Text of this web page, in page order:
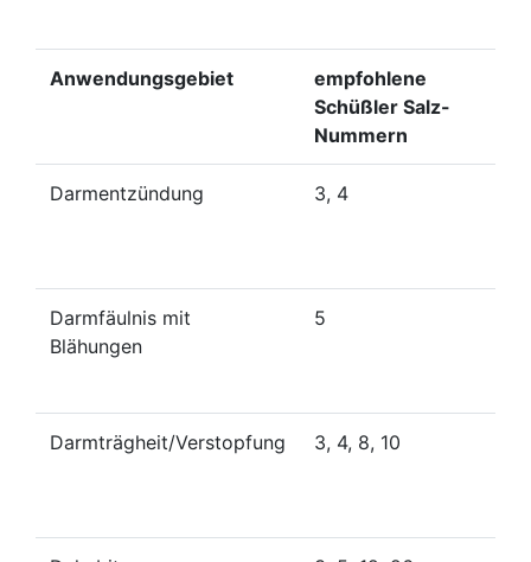
Anwendungsgebiet
empfohlene
Schüßler Salz-
Nummern
Darmentzündung 3, 4
Darmfäulnis mit
Blähungen
5
Darmträgheit/Verstopfung 3, 4, 8, 10